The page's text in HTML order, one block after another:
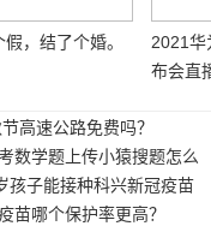
，结了个婚。
2021华
布会直
高速公路免费吗？
数学题上传小猿搜题怎么
孩子能接种科兴新冠疫苗
苗哪个保护率更高？